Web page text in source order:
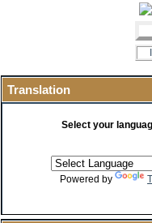
Translation
Select your
Powered by